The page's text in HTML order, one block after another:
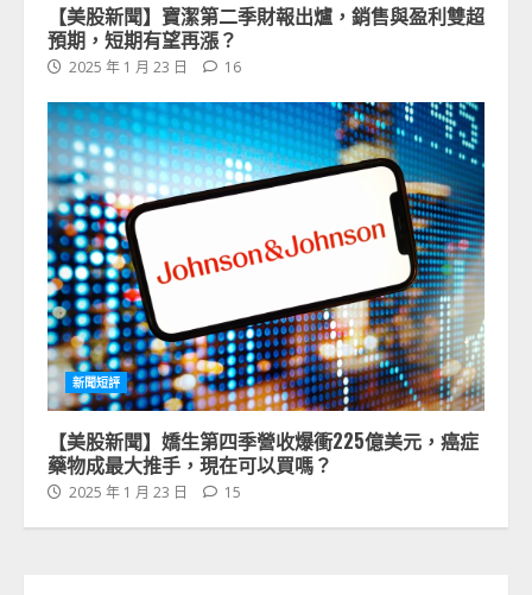
【美股新聞】寶潔第二季財報出爐，銷售與盈利雙超
預期，短期有望再漲？
2025 年 1 月 23 日 16
新聞短評
【美股新聞】嬌生第四季營收爆衝225億美元，癌症
藥物成最大推手，現在可以買嗎？
2025 年 1 月 23 日 15